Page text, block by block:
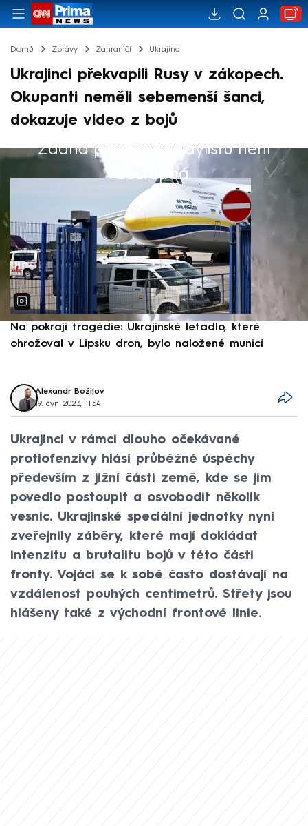
Domů Zprávy Zahraničí Ukrajina
Ukrajinci překvapili Rusy v zákopech.
Okupanti neměli sebemenší šanci,
dokazuje video z bojů
Žádná položka z playlistu není
dostupná.
Výběr redakce
Na pokraji tragédie: Ukrajinské letadlo, které
ohrožoval v Lipsku dron, bylo naložené municí
Alexandr Božilov
19. čvn 2023, 11:54
Ukrajinci v rámci dlouho očekávané
protiofenzivy hlásí průběžné úspěchy
především z jižní části země, kde se jim
povedlo postoupit a osvobodit několik
vesnic. Ukrajinské speciální jednotky nyní
zveřejnily záběry, které mají dokládat
intenzitu a brutalitu bojů v této části
fronty. Vojáci se k sobě často dostávají na
vzdálenost pouhých centimetrů. Střety jsou
hlášeny také z východní frontové linie.